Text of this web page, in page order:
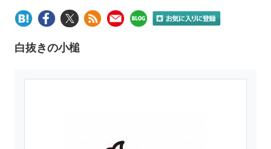
白抜きの小槌